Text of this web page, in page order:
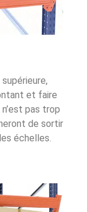
et faire
pas trop
de sortir
échelles.